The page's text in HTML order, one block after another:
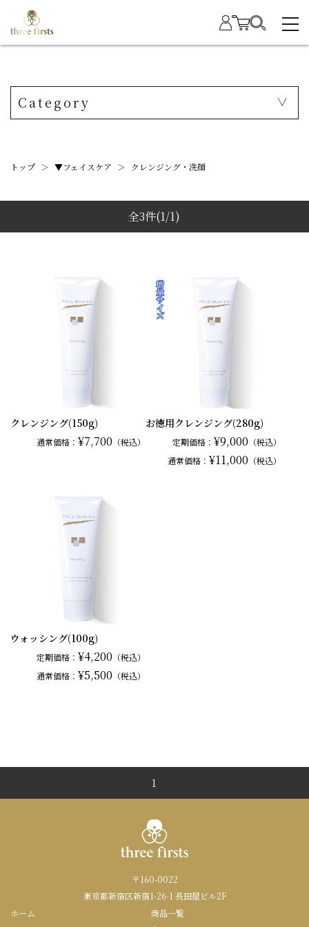
Category
トップ ＞ ▼フェイスケア ＞ クレンジング・洗顔
全3件(1/1)
クレンジング(150g)
通常価格： ¥7,700 （税込）
お徳用クレンジング(280g)
定期価格： ¥9,000 （税込）
通常価格： ¥11,000 （税込）
ウォッシング(100g)
定期価格：¥4,200 （税込）
通常価格：¥5,500 （税込）
1
〒160-0022
東京都新宿区新宿1-26-1 長田屋ビル2F
ホーム
商品一覧